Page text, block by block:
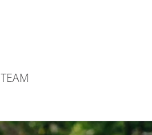
TEAM